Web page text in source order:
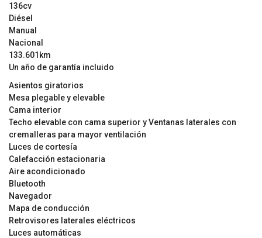
136cv
Diésel
Manual
Nacional
133.601km
Un año de garantía incluido
Asientos giratorios
Mesa plegable y elevable
Cama interior
Techo elevable con cama superior y Ventanas laterales con
cremalleras para mayor ventilación
Luces de cortesía
Calefacción estacionaria
Aire acondicionado
Bluetooth
Navegador
Mapa de conducción
Retrovisores laterales eléctricos
Luces automáticas